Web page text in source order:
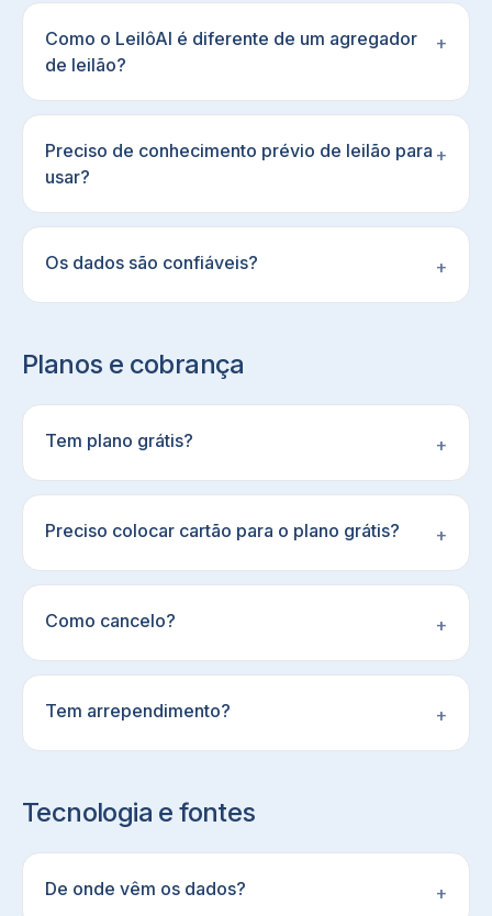
Como o LeilôAI é diferente de um agregador
de leilão?
+
Preciso de conhecimento prévio de leilão para
usar?
+
Os dados são confiáveis? +
Planos e cobrança
Tem plano grátis? +
Preciso colocar cartão para o plano grátis? +
Como cancelo? +
Tem arrependimento? +
Tecnologia e fontes
De onde vêm os dados? +